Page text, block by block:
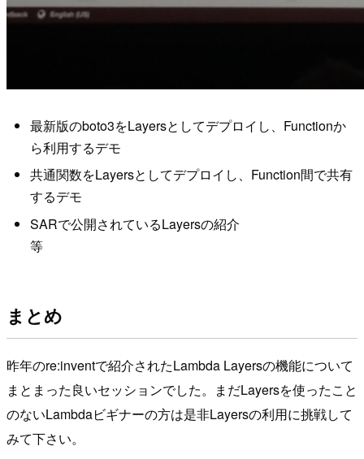
最新版のboto3をLayersとしてデプロイし、Functionか
ら利用するデモ
共通関数をLayersとしてデプロイし、Function間で共有
するデモ
SARで公開されているLayersの紹介
等
まとめ
昨年のre:inventで紹介されたLambda Layersの機能について
まとまった良いセッションでした。まだLayersを使ったこと
のないLambdaビギナーの方は是非Layersの利用に挑戦して
みて下さい。